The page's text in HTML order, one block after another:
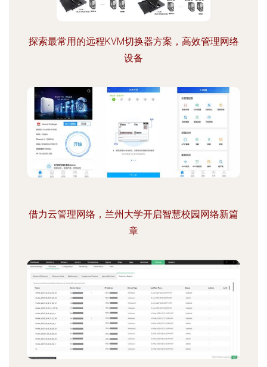
探索最常用的远程KVM切换器方案，高效管理网络
设备
借力云管理网络，兰州大学开启智慧校园网络新篇
章